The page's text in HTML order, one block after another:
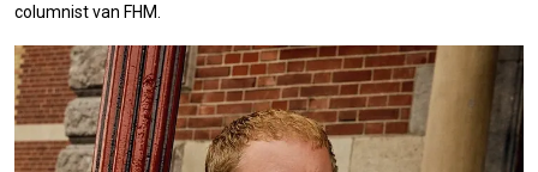
columnist van FHM.